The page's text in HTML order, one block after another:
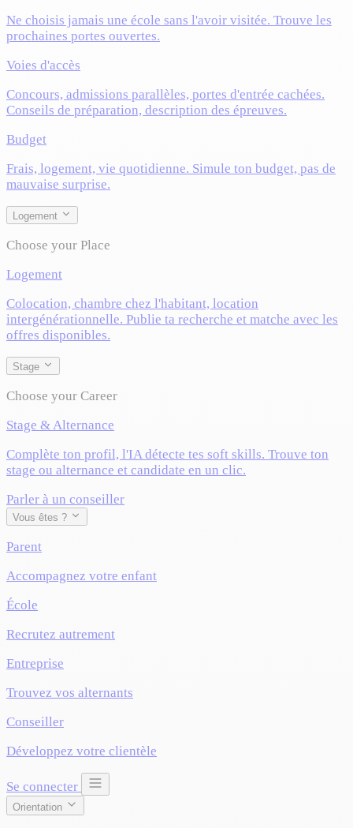
Ne choisis jamais une école sans l'avoir visitée. Trouve les
prochaines portes ouvertes.
Voies d'accès
Concours, admissions parallèles, portes d'entrée cachées.
Conseils de préparation, description des épreuves.
Budget
Frais, logement, vie quotidienne. Simule ton budget, pas de
mauvaise surprise.
Logement
Choose your Place
Logement
Colocation, chambre chez l'habitant, location
intergénérationnelle. Publie ta recherche et matche avec les
offres disponibles.
Stage
Choose your Career
Stage & Alternance
Complète ton profil, l'IA détecte tes soft skills. Trouve ton
stage ou alternance et candidate en un clic.
Parler à un conseiller
Vous êtes ?
Parent
Accompagnez votre enfant
École
Recrutez autrement
Entreprise
Trouvez vos alternants
Conseiller
Développez votre clientèle
Se connecter
Orientation